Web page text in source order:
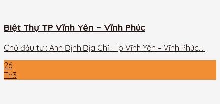
Biệt Thự TP Vĩnh Yên – Vĩnh Phúc
Chủ đầu tư : Anh Định Địa Chỉ : Tp Vĩnh Yên – Vĩnh Phúc....
26
Th3